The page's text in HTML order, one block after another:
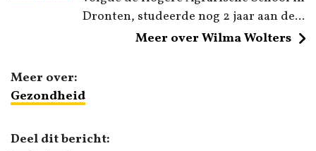
Dronten, studeerde nog 2 jaar aan de...
Meer over Wilma Wolters
Meer over:
Gezondheid
Deel dit bericht: